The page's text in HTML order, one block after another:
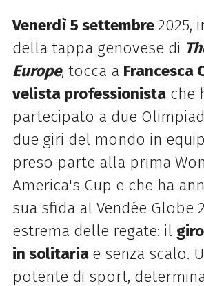
Venerdì 5 settembre2025,
della tappa genovese di
Europe, tocca a Francesca
velista professionistache
partecipato a due
due giri del mondo in
preso parte alla prima
America's Cup e che ha
sua sfida al Vendée Globe
estrema delle regate: il
in solitaria e senza scalo.
potente di sport,